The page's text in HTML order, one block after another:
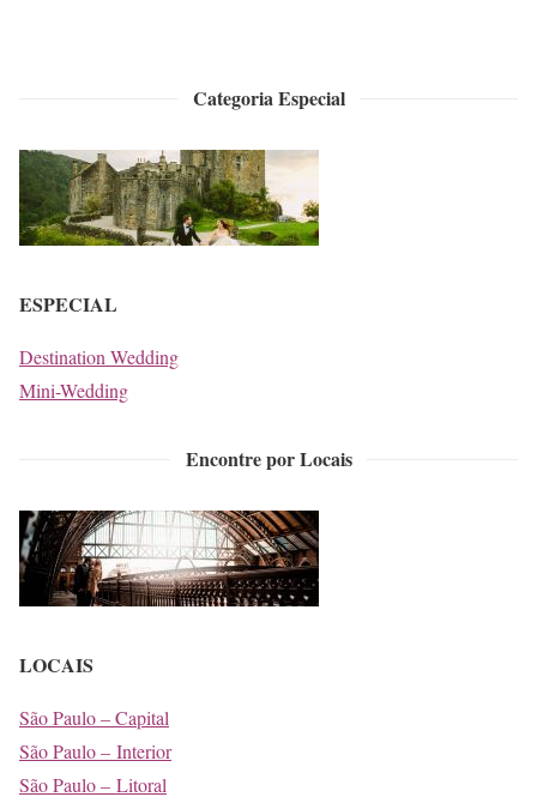
Categoria Especial
ESPECIAL
Destination Wedding
Mini-Wedding
Encontre por Locais
LOCAIS
São Paulo – Capital
São Paulo – Interior
São Paulo – Litoral